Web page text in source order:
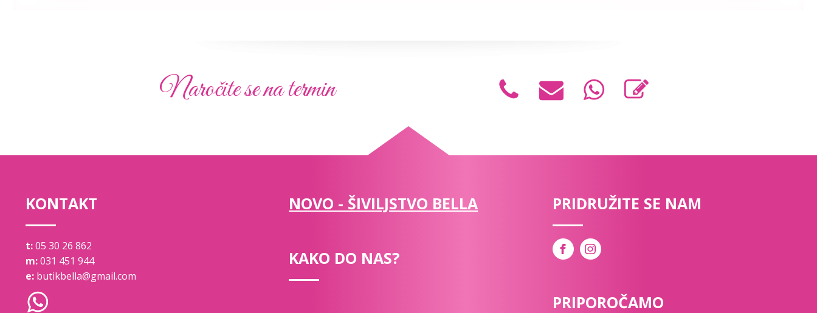
Naročite se na termin
KONTAKT
t:05 30 26 862
m:031 451 944
e: butikbella@gmail.com
NOVO - ŠIVILJSTVO BELLA
KAKO DO NAS?
PRIDRUŽITE SE NAM
PRIPOROČAMO